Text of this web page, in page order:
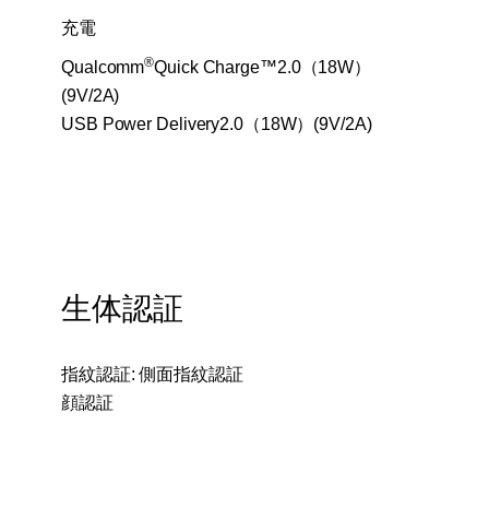
充電
Qualcomm®Quick Charge™2.0（18W）
(9V/2A)
USB Power Delivery2.0（18W）(9V/2A)
生体認証
指紋認証: 側面指紋認証
顔認証